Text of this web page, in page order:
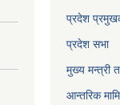
प्रदेश
प्रदेश सभा
मुख्य मन्त्री
आन्तरिक